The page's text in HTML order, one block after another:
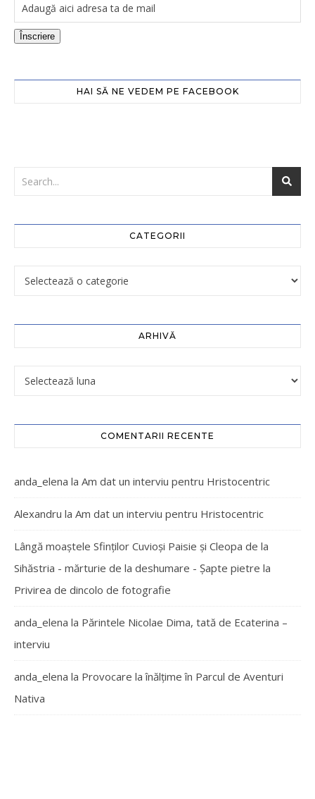
Înscriere
HAI SĂ NE VEDEM PE FACEBOOK
CATEGORII
ARHIVĂ
COMENTARII RECENTE
anda_elena la Am dat un interviu pentru Hristocentric
Alexandru la Am dat un interviu pentru Hristocentric
Lângă moaștele Sfinților Cuvioși Paisie și Cleopa de la
Sihăstria - mărturie de la deshumare - Şapte pietre la
Privirea de dincolo de fotografie
anda_elena la Părintele Nicolae Dima, tată de Ecaterina –
interviu
anda_elena la Provocare la înălțime în Parcul de Aventuri
Nativa